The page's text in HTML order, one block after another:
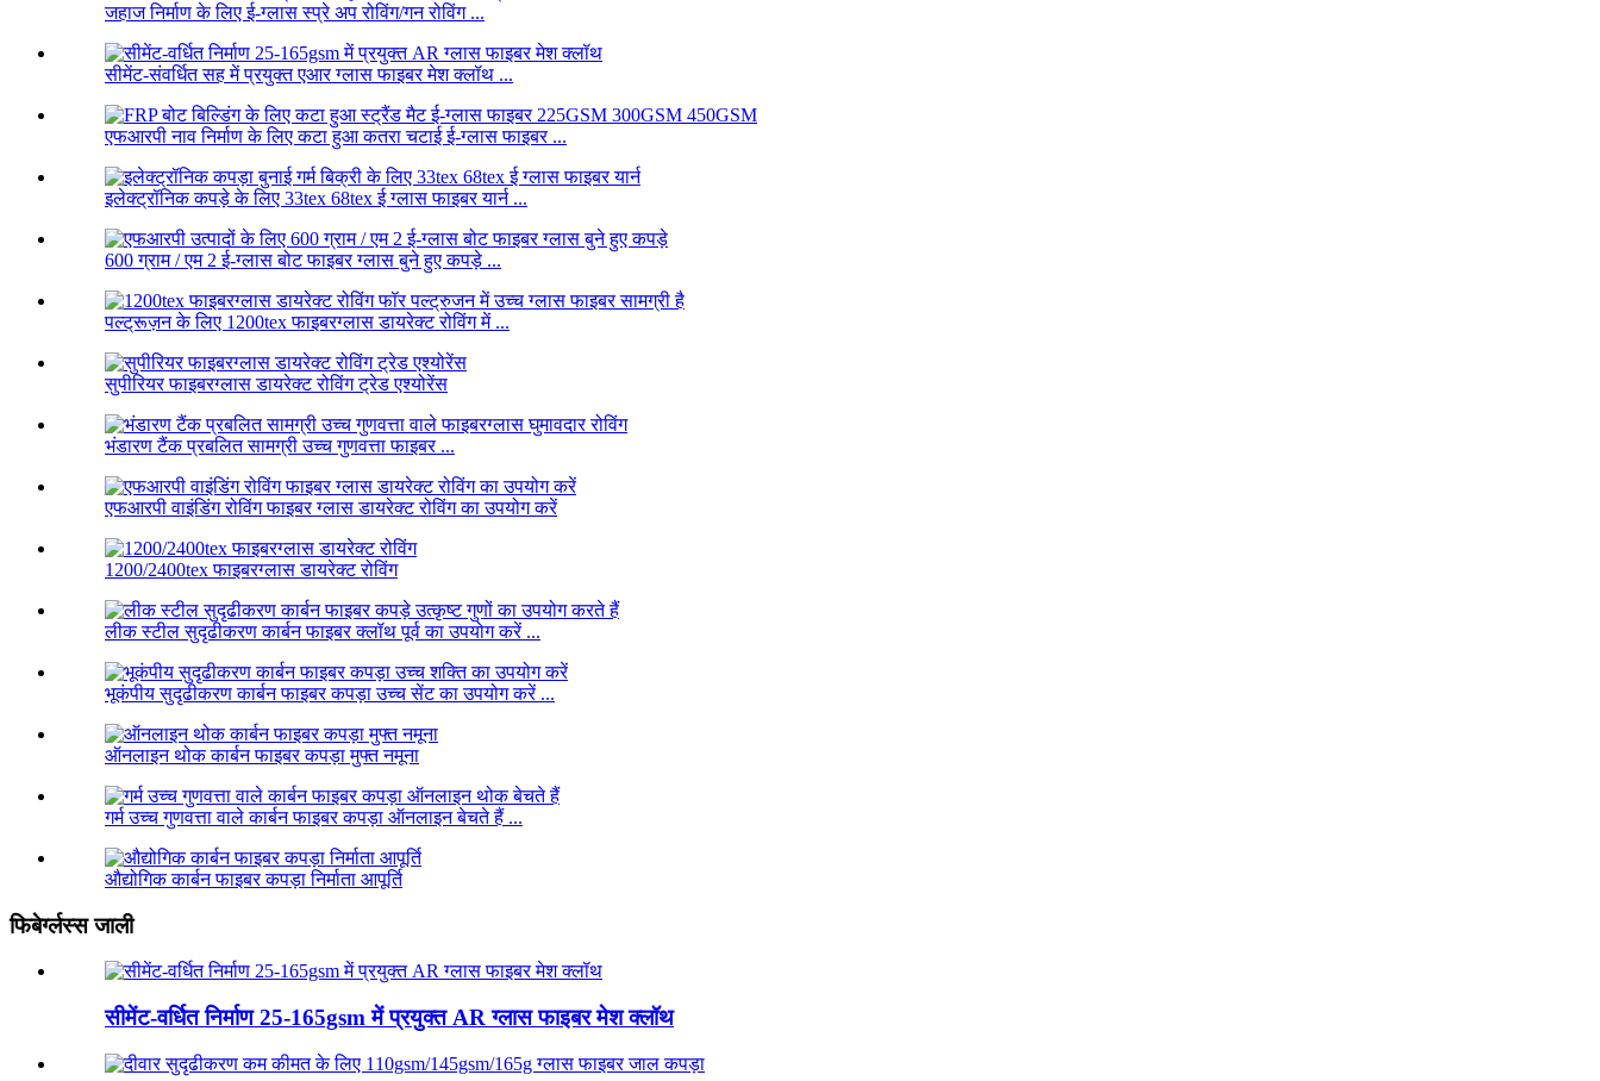
जहाज निर्माण के लिए ई-ग्लास स्प्रे अप रोविंग/गन रोविंग ...
सीमेंट-संवर्धित सह में प्रयुक्त एआर ग्लास फाइबर मेश क्लॉथ ...
एफआरपी नाव निर्माण के लिए कटा हुआ कतरा चटाई ई-ग्लास फाइबर ...
इलेक्ट्रॉनिक कपड़े के लिए 33tex 68tex ई ग्लास फाइबर यार्न ...
600 ग्राम / एम 2 ई-ग्लास बोट फाइबर ग्लास बुने हुए कपड़े ...
पल्ट्रूज़न के लिए 1200tex फाइबरग्लास डायरेक्ट रोविंग में ...
सुपीरियर फाइबरग्लास डायरेक्ट रोविंग ट्रेड एश्योरेंस
भंडारण टैंक प्रबलित सामग्री उच्च गुणवत्ता फाइबर ...
एफआरपी वाइंडिंग रोविंग फाइबर ग्लास डायरेक्ट रोविंग का उपयोग करें
1200/2400tex फाइबरग्लास डायरेक्ट रोविंग
लीक स्टील सुदृढीकरण कार्बन फाइबर क्लॉथ पूर्व का उपयोग करें ...
भूकंपीय सुदृढीकरण कार्बन फाइबर कपड़ा उच्च सेंट का उपयोग करें ...
ऑनलाइन थोक कार्बन फाइबर कपड़ा मुफ्त नमूना
गर्म उच्च गुणवत्ता वाले कार्बन फाइबर कपड़ा ऑनलाइन बेचते हैं ...
औद्योगिक कार्बन फाइबर कपड़ा निर्माता आपूर्ति
फिबेर्ग्लस्स जाली
सीमेंट-वर्धित निर्माण 25-165gsm में प्रयुक्त AR ग्लास फाइबर मेश क्लॉथ